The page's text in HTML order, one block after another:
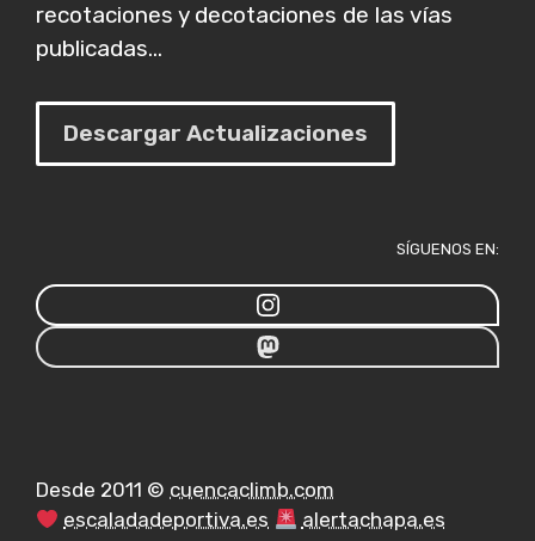
recotaciones y decotaciones de las vías
publicadas...
Descargar Actualizaciones
SÍGUENOS EN:
Desde 2011 © cuencaclimb.com
escaladadeportiva.es
alertachapa.es